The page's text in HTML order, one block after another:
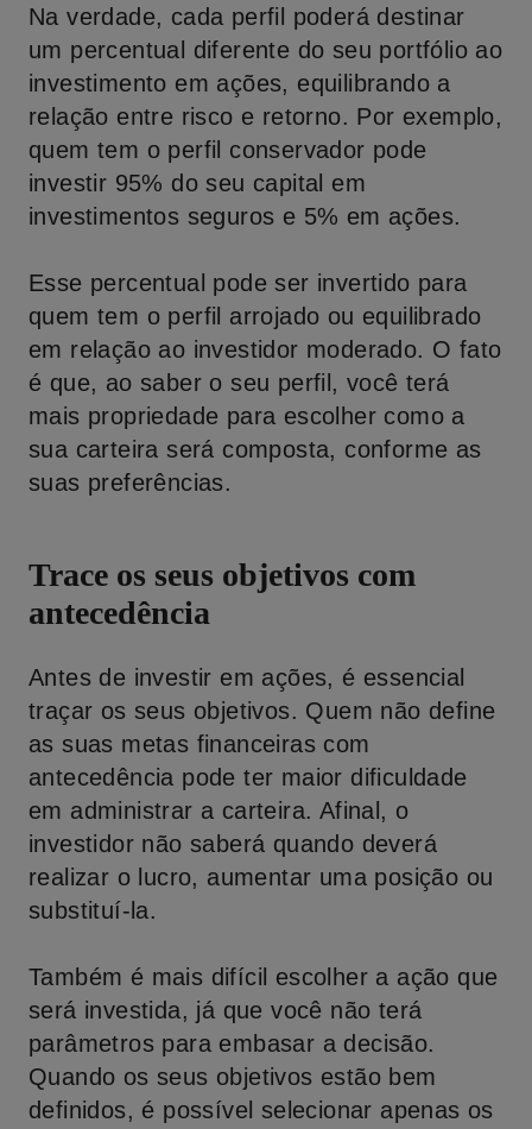
Na verdade, cada perfil poderá destinar
um percentual diferente do seu portfólio ao
investimento em ações, equilibrando a
relação entre risco e retorno. Por exemplo,
quem tem o perfil conservador pode
investir 95% do seu capital em
investimentos seguros e 5% em ações.
Esse percentual pode ser invertido para
quem tem o perfil arrojado ou equilibrado
em relação ao investidor moderado. O fato
é que, ao saber o seu perfil, você terá
mais propriedade para escolher como a
sua carteira será composta, conforme as
suas preferências.
Trace os seus objetivos com
antecedência
Antes de investir em ações, é essencial
traçar os seus objetivos. Quem não define
as suas metas financeiras com
antecedência pode ter maior dificuldade
em administrar a carteira. Afinal, o
investidor não saberá quando deverá
realizar o lucro, aumentar uma posição ou
substituí-la.
Também é mais difícil escolher a ação que
será investida, já que você não terá
parâmetros para embasar a decisão.
Quando os seus objetivos estão bem
definidos, é possível selecionar apenas os